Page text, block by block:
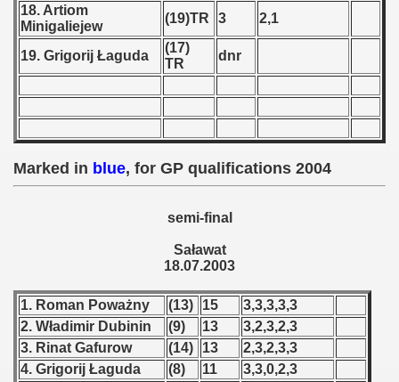
18. Artiom
Minigaliejew
(19)TR 3 2,1
19. Grigorij Łaguda
(17)
TR
dnr
Marked in blue, for GP qualifications 2004
semi-final
Saławat
18.07.2003
1. Roman Poważny (13) 15
3,3,3,3,3
2. Władimir Dubinin
(9) 13
3,2,3,2,3
3. Rinat Gafurow
(14) 13
2,3,2,3,3
4. Grigorij Łaguda
(8) 11
3,3,0,2,3
- 1954
- 1955
- 1956
- 1957
- 1958
- 1961
- 1962
- 1963